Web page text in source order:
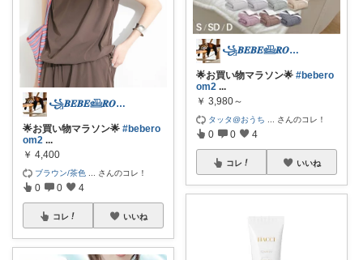
꧁𝑩𝑬𝑩𝑬𓊝𝑹𝑶𝑶𝑴꧂
🌟お買い物マラソン🌟 #bebero
om2 ...
￥ 4,400
ブラウン/茶色 さんのコレ！
0 0 4
コレ いいね
꧁𝑩𝑬𝑩𝑬𓊝𝑹𝑶𝑶𝑴꧂
🌟お買い物マラソン🌟 #bebero
om2 ...
￥ 3,980～
タッタ@おうち さんのコレ！
0 0 4
コレ いいね